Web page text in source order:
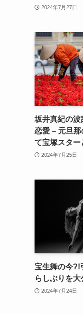
2024年7月27日
坂井真紀の波
恋愛 – 元旦
て宝塚スター
2024年7月25日
宝生舞の今?!
らしぶりを大
2024年7月24日